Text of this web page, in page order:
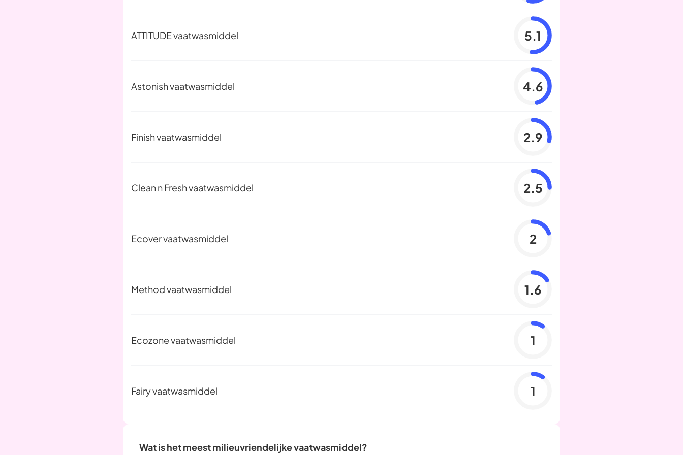
ATTITUDE vaatwasmiddel 5.1
Astonish vaatwasmiddel 4.6
Finish vaatwasmiddel 2.9
Clean n Fresh vaatwasmiddel 2.5
Ecover vaatwasmiddel 2
Method vaatwasmiddel 1.6
Ecozone vaatwasmiddel 1
Fairy vaatwasmiddel 1
Wat is het meest milieuvriendelijke vaatwasmiddel?